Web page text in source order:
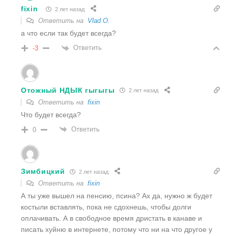
fixin 2 лет назад
Ответить на Vlad O.
а что если так будет всегда?
-3 Ответить
Отожный НДЫК гыгыгы 2 лет назад
Ответить на fixin
Что будет всегда?
0 Ответить
Зимбицкий 2 лет назад
Ответить на fixin
А ты уже вышел на пенсию, псина? Ах да, нужно ж будет
костыли вставлять, пока не сдохнешь, чтобы долги
оплачивать. А в свободное время дристать в канаве и
писать хуйню в интернете, потому что ни на что другое у